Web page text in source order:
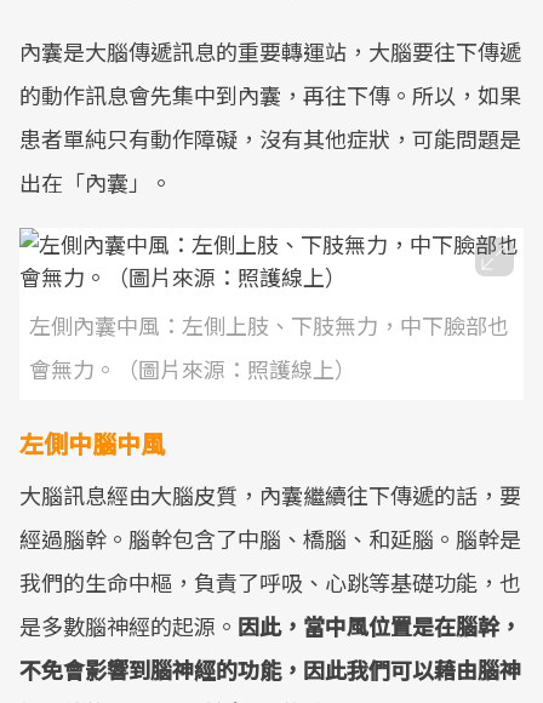
內囊是大腦傳遞訊息的重要轉運站，大腦要往下傳遞
的動作訊息會先集中到內囊，再往下傳。所以，如果
患者單純只有動作障礙，沒有其他症狀，可能問題是
出在「內囊」。
左側內囊中風：左側上肢、下肢無力，中下臉部也
會無力。（圖片來源：照護線上）
左側中腦中風
大腦訊息經由大腦皮質，內囊繼續往下傳遞的話，要
經過腦幹。腦幹包含了中腦、橋腦、和延腦。腦幹是
我們的生命中樞，負責了呼吸、心跳等基礎功能，也
是多數腦神經的起源。 因此，當中風位置是在腦幹，
不免會影響到腦神經的功能，因此我們可以藉由腦神